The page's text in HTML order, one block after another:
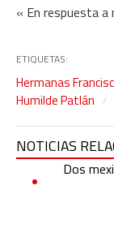
« En respuesta a
ETIQUETAS:
Hermanas
Humilde Patlán
NOTICIAS
Dos